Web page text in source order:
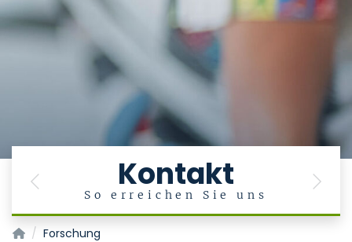
Kontakt
So erreichen Sie uns
Previous Next
Klinik für Neurologie
Forschung